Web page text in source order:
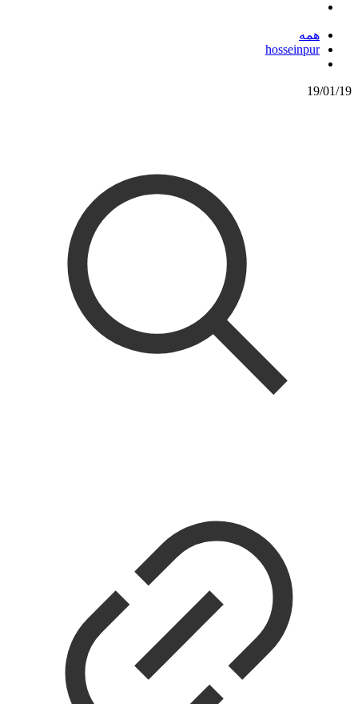
همه
hosseinpur
19/01/19